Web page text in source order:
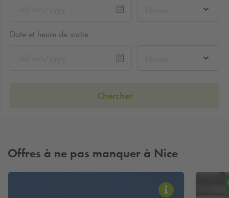
Date et heure de sortie
Chercher
Offres à ne pas manquer à Nice